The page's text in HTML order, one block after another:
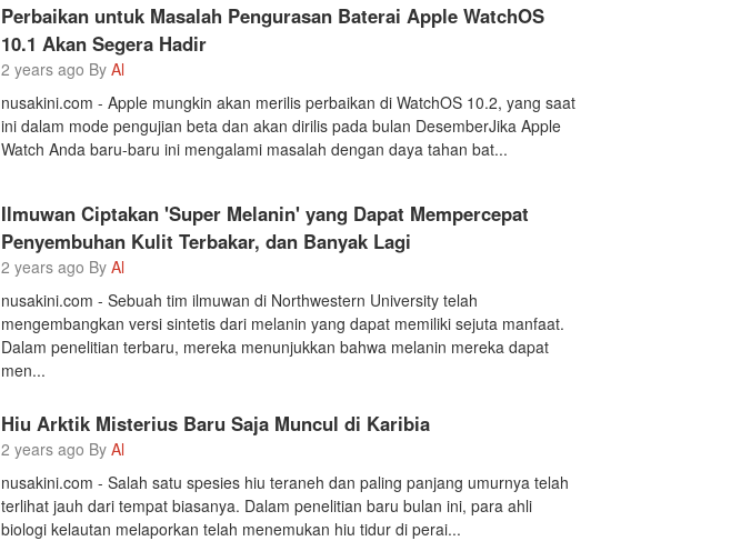
Perbaikan untuk Masalah Pengurasan Baterai Apple WatchOS
10.1 Akan Segera Hadir
2 years ago By Al
nusakini.com - Apple mungkin akan merilis perbaikan di WatchOS 10.2, yang saat
ini dalam mode pengujian beta dan akan dirilis pada bulan DesemberJika Apple
Watch Anda baru-baru ini mengalami masalah dengan daya tahan bat...
Ilmuwan Ciptakan 'Super Melanin' yang Dapat Mempercepat
Penyembuhan Kulit Terbakar, dan Banyak Lagi
2 years ago By Al
nusakini.com - Sebuah tim ilmuwan di Northwestern University telah
mengembangkan versi sintetis dari melanin yang dapat memiliki sejuta manfaat.
Dalam penelitian terbaru, mereka menunjukkan bahwa melanin mereka dapat
men...
Hiu Arktik Misterius Baru Saja Muncul di Karibia
2 years ago By Al
nusakini.com - Salah satu spesies hiu teraneh dan paling panjang umurnya telah
terlihat jauh dari tempat biasanya. Dalam penelitian baru bulan ini, para ahli
biologi kelautan melaporkan telah menemukan hiu tidur di perai...